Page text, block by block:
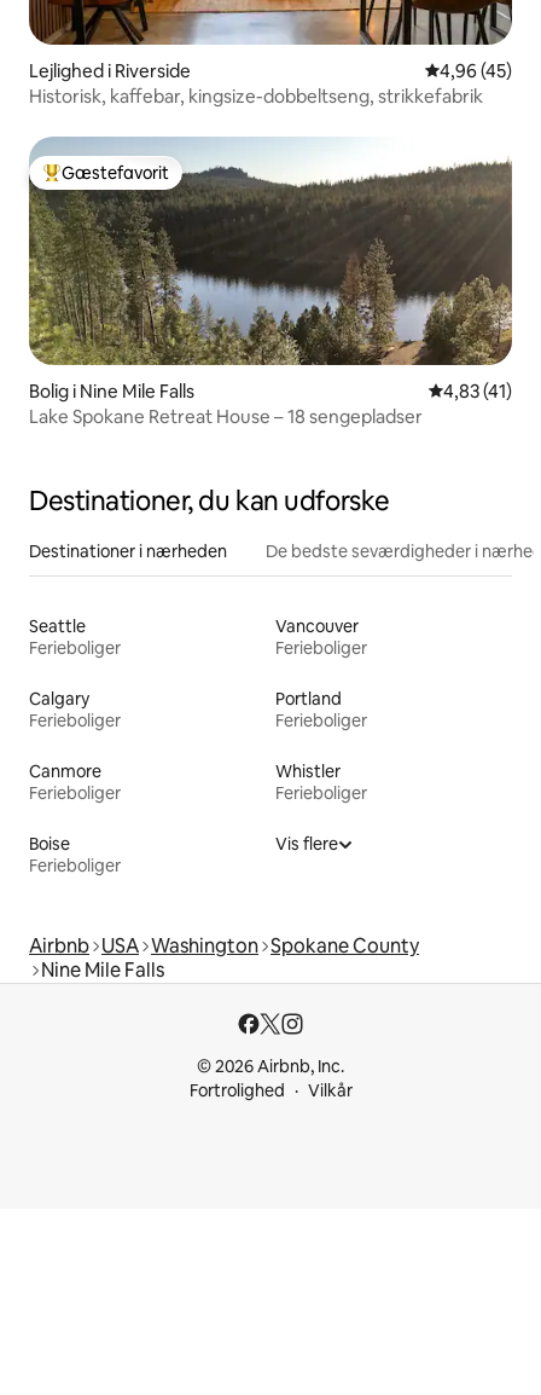
Lejlighed i Riverside 4,96 ud af 5 i
4,96 (45)
Historisk, kaffebar, kingsize-dobbeltseng, strikkefabrik
Bedste gæstefavorit
Gæstefavorit
Bolig i Nine Mile Falls 4,83 ud af 5
4,83 (41)
Lake Spokane Retreat House – 18 sengepladser
Destinationer, du kan udforske
Destinationer i nærheden De bedste seværdigheder i
Seattle
Ferieboliger
Vancouver
Ferieboliger
Calgary
Ferieboliger
Portland
Ferieboliger
Canmore
Ferieboliger
Whistler
Ferieboliger
Boise
Ferieboliger
Vis flere
Airbnb USA Washington Spokane County
Nine Mile Falls
© 2026 Airbnb, Inc.
Fortrolighed
Vilkår